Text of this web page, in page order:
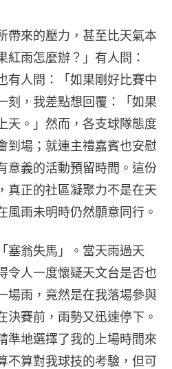
帶來的壓力，甚至比天氣本
紅雨怎麼辦？」有人問：
有人問：「如果剛好比賽中
刻，我差點想回覆：「如果
天。」然而，各支球隊態度
到場；就連主禮嘉賓也安慰
意義的活動預留時間。這份
真正的社區凝聚力不是在天
風雨未明時仍然願意同行。
塞翁失馬」。當天雨過天
令人一度懷疑天文台是否也
場雨，竟然是在我落場參與
決賽前，雨勢又迅速停下。
準地選擇了我的上場時間來
不算對我球技的考驗，但可